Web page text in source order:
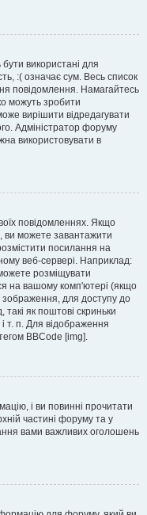
використані для
:( означає сум. Весь список
повідомлення. Намагайтесь
можуть зробити
вирішити відредагувати
Адміністратор форуму
використовувати в
повідомленнях. Якщо
ви можете завантажити
посилання на
веб-сервері. Наприклад:
розміщувати
на вашому комп'ютері (якщо
зображення, для доступу до
як поштові скриньки
т. п. Для відображення
BBCode [img].
і ви повинні прочитати
частині форуму та у
вами важливих оголошень